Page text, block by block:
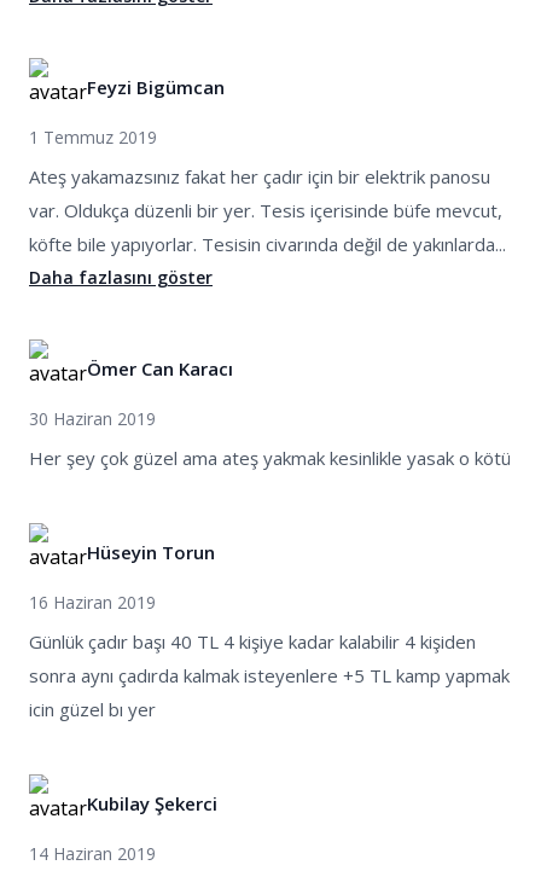
Feyzi Bigümcan
1 Temmuz 2019
Ateş yakamazsınız fakat her çadır için bir elektrik panosu
var. Oldukça düzenli bir yer. Tesis içerisinde büfe mevcut,
köfte bile yapıyorlar. Tesisin civarında değil de yakınlarda...
Daha fazlasını göster
Ömer Can Karacı
30 Haziran 2019
Her şey çok güzel ama ateş yakmak kesinlikle yasak o kötü
Hüseyin Torun
16 Haziran 2019
Günlük çadır başı 40 TL 4 kişiye kadar kalabilir 4 kişiden
sonra aynı çadırda kalmak isteyenlere +5 TL kamp yapmak
icin güzel bı yer
Kubilay Şekerci
14 Haziran 2019